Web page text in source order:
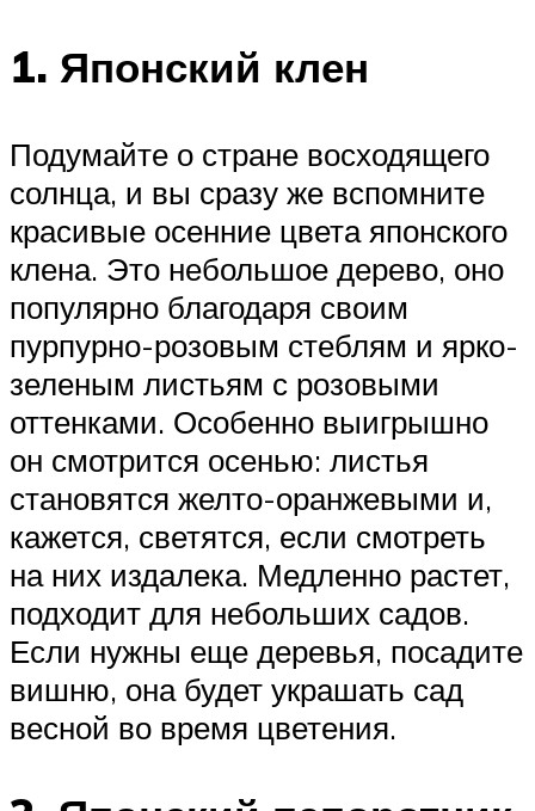
1. Японский клен
Подумайте о стране восходящего
солнца, и вы сразу же вспомните
красивые осенние цвета японского
клена. Это небольшое дерево, оно
популярно благодаря своим
пурпурно-розовым стеблям и ярко-
зеленым листьям с розовыми
оттенками. Особенно выигрышно
он смотрится осенью: листья
становятся желто-оранжевыми и,
кажется, светятся, если смотреть
на них издалека. Медленно растет,
подходит для небольших садов.
Если нужны еще деревья, посадите
вишню, она будет украшать сад
весной во время цветения.